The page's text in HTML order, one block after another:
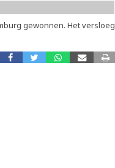
gewonnen. Het versloeg